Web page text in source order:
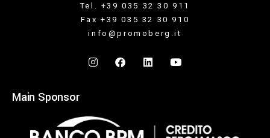
Tel. +39 035 32 30 911
Fax +39 035 32 30 910
info@promoberg.it
Main Sponsor